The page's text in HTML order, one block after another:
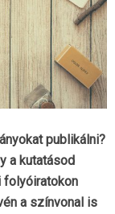
publikálni?
a kutatásod
folyóiratokon
a színvonal is